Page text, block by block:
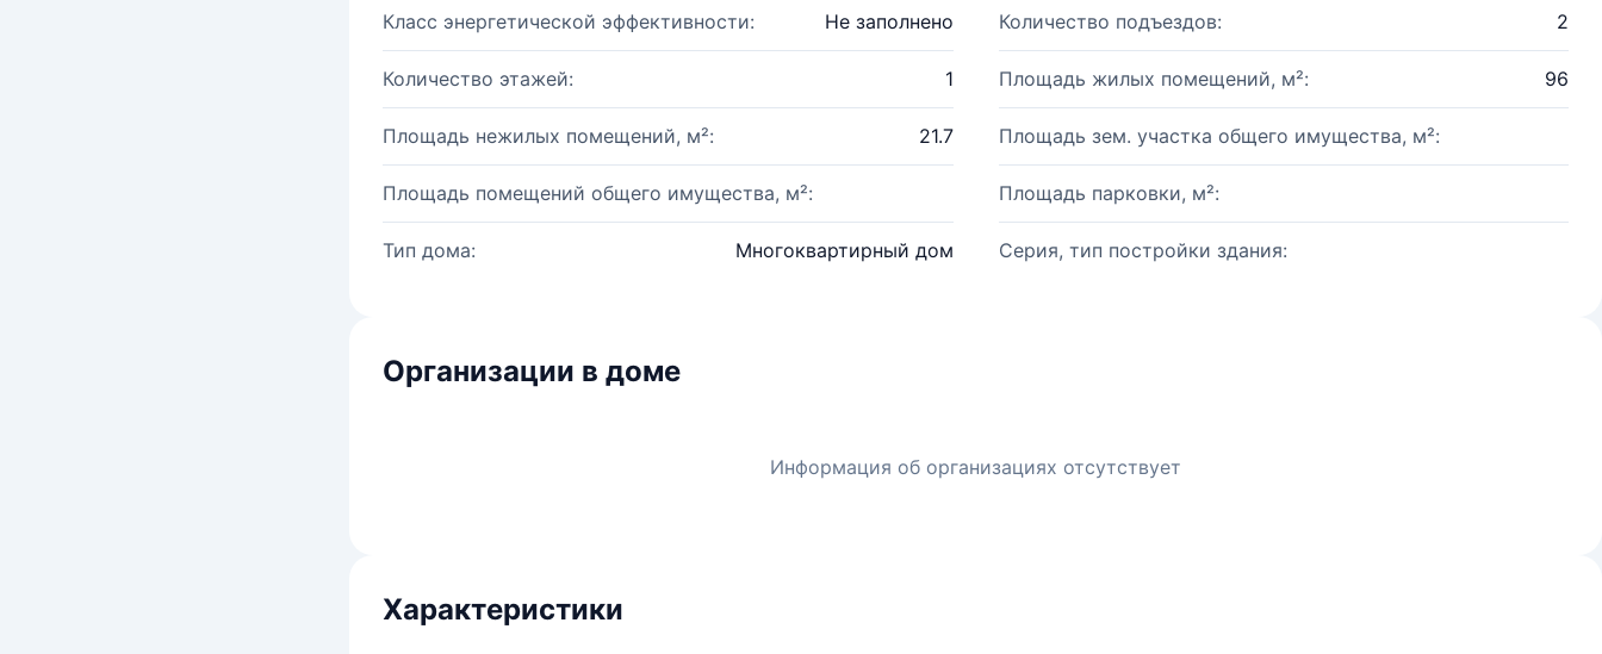
Класс энергетической эффективности: Не заполнено Количество подъездов: 2
Количество этажей: 1 Площадь жилых помещений, м²: 96
Площадь нежилых помещений, м²: 21.7 Площадь зем. участка общего имущества, м²:
Площадь помещений общего имущества, м²: Площадь парковки, м²:
Тип дома: Многоквартирный дом Серия, тип постройки здания:
Организации в доме
Информация об организациях отсутствует
Характеристики